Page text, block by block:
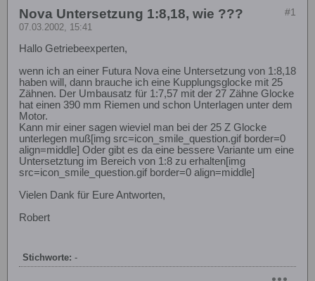
#1
Nova Untersetzung 1:8,18, wie ???
07.03.2002, 15:41
Hallo Getriebeexperten,
wenn ich an einer Futura Nova eine Untersetzung von 1:8,18
haben will, dann brauche ich eine Kupplungsglocke mit 25
Zähnen. Der Umbausatz für 1:7,57 mit der 27 Zähne Glocke
hat einen 390 mm Riemen und schon Unterlagen unter dem
Motor.
Kann mir einer sagen wieviel man bei der 25 Z Glocke
unterlegen muß[img src=icon_smile_question.gif border=0
align=middle] Oder gibt es da eine bessere Variante um eine
Untersetztung im Bereich von 1:8 zu erhalten[img
src=icon_smile_question.gif border=0 align=middle]
Vielen Dank für Eure Antworten,
Robert
Stichworte: -